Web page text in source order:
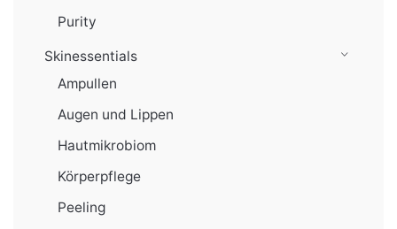
Purity
Skinessentials
Ampullen
Augen und Lippen
Hautmikrobiom
Körperpflege
Peeling